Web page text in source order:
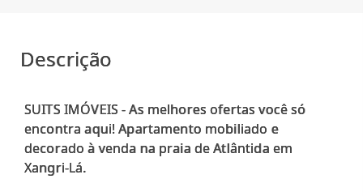
Descrição
SUITS IMÓVEIS - As melhores ofertas você só
encontra aqui! Apartamento mobiliado e
decorado à venda na praia de Atlântida em
Xangri-Lá.